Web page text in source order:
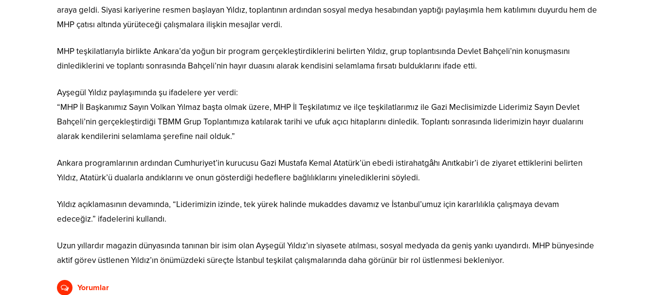
araya geldi. Siyasi kariyerine resmen başlayan Yıldız, toplantının ardından sosyal medya hesabından yaptığı paylaşımla hem katılımını duyurdu hem de
MHP çatısı altında yürüteceği çalışmalara ilişkin mesajlar verdi.
MHP teşkilatlarıyla birlikte Ankara’da yoğun bir program gerçekleştirdiklerini belirten Yıldız, grup toplantısında Devlet Bahçeli’nin konuşmasını
dinlediklerini ve toplantı sonrasında Bahçeli’nin hayır duasını alarak kendisini selamlama fırsatı bulduklarını ifade etti.
Ayşegül Yıldız paylaşımında şu ifadelere yer verdi:
“MHP İl Başkanımız Sayın Volkan Yılmaz başta olmak üzere, MHP İl Teşkilatımız ve ilçe teşkilatlarımız ile Gazi Meclisimizde Liderimiz Sayın Devlet
Bahçeli’nin gerçekleştirdiği TBMM Grup Toplantımıza katılarak tarihi ve ufuk açıcı hitaplarını dinledik. Toplantı sonrasında liderimizin hayır dualarını
alarak kendilerini selamlama şerefine nail olduk.”
Ankara programlarının ardından Cumhuriyet’in kurucusu Gazi Mustafa Kemal Atatürk’ün ebedi istirahatgâhı Anıtkabir’i de ziyaret ettiklerini belirten
Yıldız, Atatürk’ü dualarla andıklarını ve onun gösterdiği hedeflere bağlılıklarını yinelediklerini söyledi.
Yıldız açıklamasının devamında, “Liderimizin izinde, tek yürek halinde mukaddes davamız ve İstanbul’umuz için kararlılıkla çalışmaya devam
edeceğiz.” ifadelerini kullandı.
Uzun yıllardır magazin dünyasında tanınan bir isim olan Ayşegül Yıldız’ın siyasete atılması, sosyal medyada da geniş yankı uyandırdı. MHP bünyesinde
aktif görev üstlenen Yıldız’ın önümüzdeki süreçte İstanbul teşkilat çalışmalarında daha görünür bir rol üstlenmesi bekleniyor.
Yorumlar